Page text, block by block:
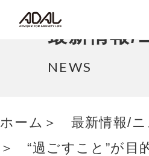
コラム
最新情報/ニュ
最新情報/
NEWS
ホーム
最新情報/ニ
“過ごすこと”が目